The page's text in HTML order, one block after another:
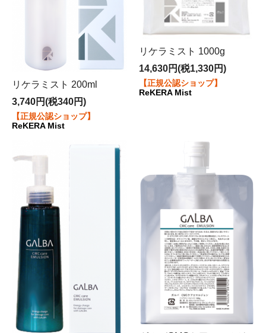
リケラミスト 200ml
3,740円(税340円)
【正規公認ショップ】
ReKERA Mist
リケラミスト 1000g
14,630円(税1,330円)
【正規公認ショップ】
ReKERA Mist